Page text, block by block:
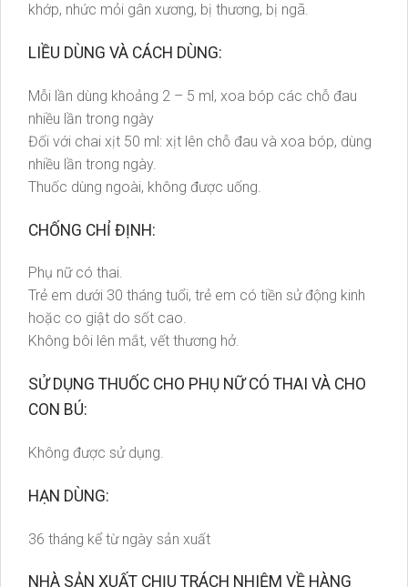
khớp, nhức mỏi gân xương, bị thương, bị ngã.
LIỀU DÙNG VÀ CÁCH DÙNG:
Mỗi lần dùng khoảng 2 – 5 ml, xoa bóp các chỗ đau
nhiều lần trong ngày
Đối với chai xịt 50 ml: xịt lên chỗ đau và xoa bóp, dùng
nhiều lần trong ngày.
Thuốc dùng ngoài, không được uống.
CHỐNG CHỈ ĐỊNH:
Phụ nữ có thai.
Trẻ em dưới 30 tháng tuổi, trẻ em có tiền sử động kinh
hoặc co giật do sốt cao.
Không bôi lên mắt, vết thương hở.
SỬ DỤNG THUỐC CHO PHỤ NỮ CÓ THAI VÀ CHO
CON BÚ:
Không được sử dụng.
HẠN DÙNG:
36 tháng kể từ ngày sản xuất
NHÀ SẢN XUẤT CHỊU TRÁCH NHIỆM VỀ HÀNG